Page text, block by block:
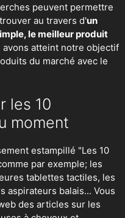
peuvent permettre
au travers d'un
le meilleur produit
avons atteint notre objectif
du marché avec le
les 10
moment
estampillé "Les 10
par exemple; les
tablettes tactiles, les
aspirateurs balais... Vous
des articles sur les